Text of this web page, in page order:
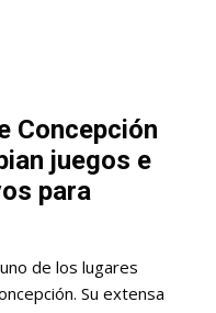
Concepción
juegos e
para
de los lugares
Su extensa